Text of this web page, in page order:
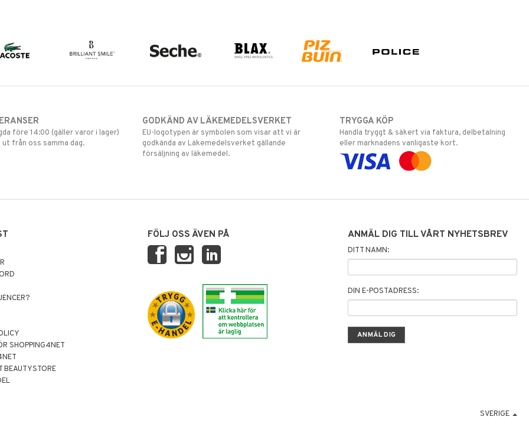
före 14:00 (gäller varor i lager)
från oss samma dag.
GODKÄND AV LÄKEMEDELSVERKET
EU-logotypen är symbolen som visar att vi är
godkända av Läkemedelsverket gällande
försäljning av läkemedel.
TRYGGA KÖP
Handla tryggt & säkert via faktura, delbetalning
eller marknadens vanligaste kort.
SHOPPING4NET
BEAUTYSTORE
FÖLJ OSS ÄVEN PÅ ANMÄL DIG TILL VÅRT NYHETSBREV
DITT NAMN:
DIN E-POSTADRESS:
SVERIGE